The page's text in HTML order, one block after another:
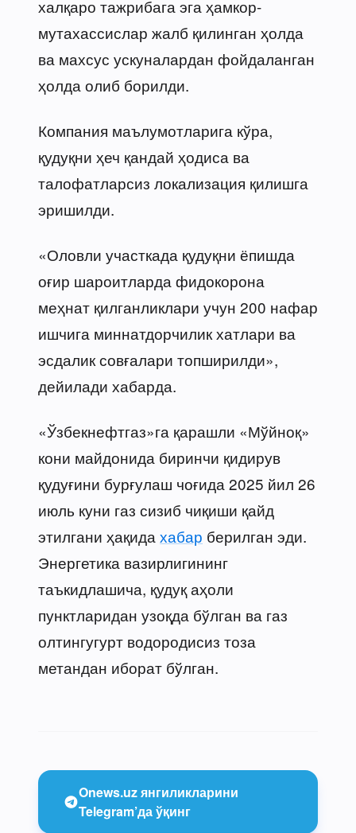
халқаро тажрибага эга ҳамкор-
мутахассислар жалб қилинган ҳолда
ва махсус ускуналардан фойдаланган
ҳолда олиб борилди.
Компания маълумотларига кўра,
қудуқни ҳеч қандай ҳодиса ва
талофатларсиз локализация қилишга
эришилди.
«Оловли участкада қудуқни ёпишда
оғир шароитларда фидокорона
меҳнат қилганликлари учун 200 нафар
ишчига миннатдорчилик хатлари ва
эсдалик совғалари топширилди»,
дейилади хабарда.
«Ўзбекнефтгаз»га қарашли «Мўйноқ»
кони майдонида биринчи қидирув
қудуғини бурғулаш чоғида 2025 йил 26
июль куни газ сизиб чиқиши қайд
этилгани ҳақида хабар берилган эди.
Энергетика вазирлигининг
таъкидлашича, қудуқ аҳоли
пунктларидан узоқда бўлган ва газ
олтингугурт водородисиз тоза
метандан иборат бўлган.
Onews.uz янгиликларини
Telegram’да ўқинг